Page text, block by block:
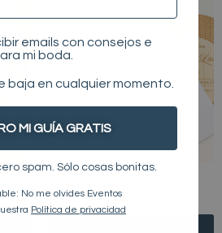
DESDE 2,90 €
variantes.
se
elegir
la
emails con consejos e
mi boda.
baja en cualquier momento.
MI GUÍA GRATIS
spam. Sólo cosas bonitas.
No me olvides Eventos
Política de privacidad